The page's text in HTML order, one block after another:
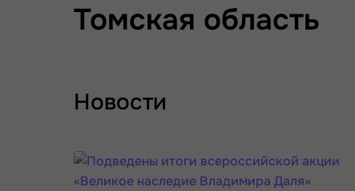
Томская область
Новости